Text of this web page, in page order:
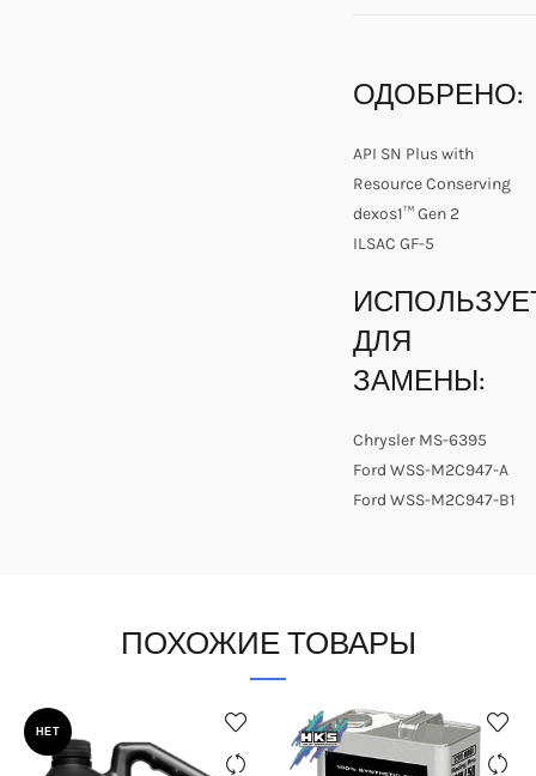
ОДОБРЕНО:
API SN Plus with
Resource Conserving
dexos1™ Gen 2
ILSAC GF-5
ДЛЯ
ЗАМЕНЫ:
Chrysler MS-6395
Ford WSS-M2C947-A
Ford WSS-M2C947-B1
ПОХОЖИЕ ТОВАРЫ
НЕТ